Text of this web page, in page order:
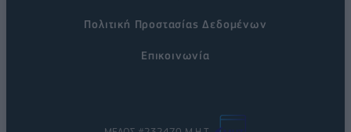
Πολιτική Προστασίας Δεδομένων
Επικοινωνία